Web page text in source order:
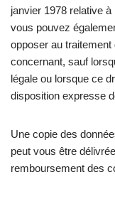
janvier 1978 relative
vous pouvez
opposer au
concernant, sauf
légale ou lorsque ce
disposition expresse
Une copie des
peut vous être
remboursement des